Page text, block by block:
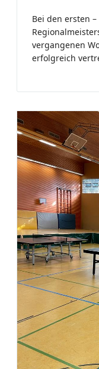
Bei den ersten
vergangenen
erfolgreich